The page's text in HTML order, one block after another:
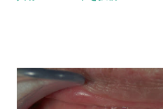
がありますが、 ホワイトニング
して、非常に副作用のリスクの
の特性上、 歯周病 になり易い
糖尿病も悪化させてしまうとい